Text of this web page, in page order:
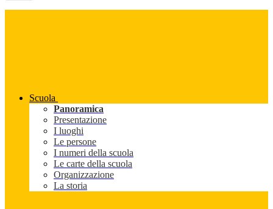
Scuola
Panoramica
Presentazione
I luoghi
Le persone
I numeri della scuola
Le carte della scuola
Organizzazione
La storia